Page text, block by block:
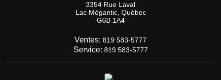
3354 Rue Laval
Lac Mégantic, Québec
G6B 1A4
Ventes: 819 583-5777
Service: 819 583-5777